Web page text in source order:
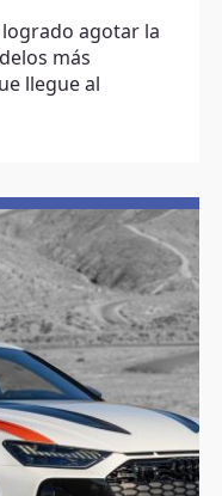
logrado agotar la
más
llegue al